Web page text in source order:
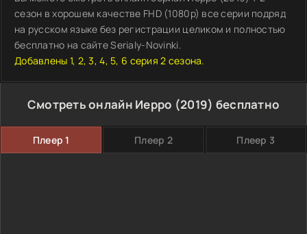
сезон в хорошем качестве FHD (1080p) все серии подряд
на русском языке без регистрации целиком и полностью
бесплатно на сайте Serialy-Novinki.
Добавлены 1, 2, 3, 4, 5, 6 серия 2 сезона.
Смотреть онлайн Иерро (2019) бесплатно
Плеер 1 Плеер 2 Плеер 3